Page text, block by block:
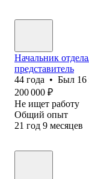
Начальник
представитель
44 года • Был
200 000 ₽
Не ищет работу
Общий опыт
21 год 9 месяцев